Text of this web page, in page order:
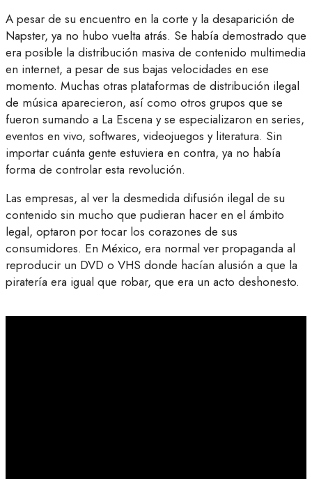
A pesar de su encuentro en la corte y la desaparición de
Napster, ya no hubo vuelta atrás. Se había demostrado que
era posible la distribución masiva de contenido multimedia
en internet, a pesar de sus bajas velocidades en ese
momento. Muchas otras plataformas de distribución ilegal
de música aparecieron, así como otros grupos que se
fueron sumando a La Escena y se especializaron en series,
eventos en vivo, softwares, videojuegos y literatura. Sin
importar cuánta gente estuviera en contra, ya no había
forma de controlar esta revolución.
Las empresas, al ver la desmedida difusión ilegal de su
contenido sin mucho que pudieran hacer en el ámbito
legal, optaron por tocar los corazones de sus
consumidores. En México, era normal ver propaganda al
reproducir un DVD o VHS donde hacían alusión a que la
piratería era igual que robar, que era un acto deshonesto.